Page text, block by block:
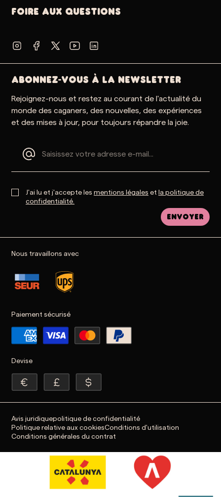
Foire aux questions
ABONNEZ-VOUS À LA NEWSLETTER
Rejoignez-nous et restez au courant de l'actualité du
monde des caganers, des nouvelles, des expériences
et des mises à jour, pour toujours répandre la joie.
J'ai lu et j'accepte les mentions légales et la politique de
confidentialité.
Envoyer
Nous travaillons avec
Paiement sécurisé
Devise
Avis juridiquepolitique de confidentialité
Politique relative aux cookiesConditions d'utilisation
Conditions générales du contrat